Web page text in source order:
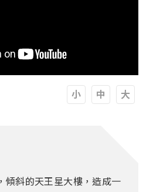
傾斜的天王星大樓，造成一